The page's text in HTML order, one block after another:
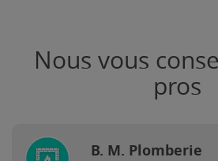
Nous vous
pros
B. M. Plomberie